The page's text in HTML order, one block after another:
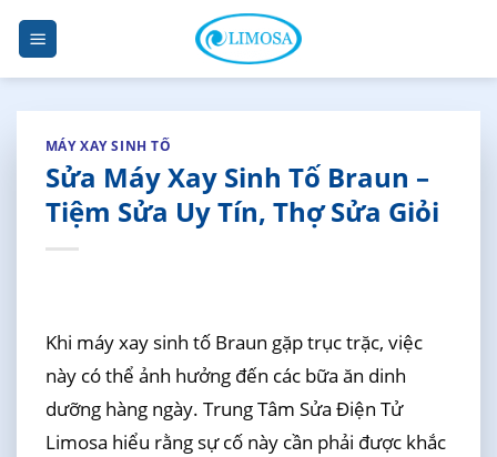
Skip
content
MÁY XAY SINH TỐ
Sửa Máy Xay Sinh Tố Braun –
Tiệm Sửa Uy Tín, Thợ Sửa Giỏi
Khi máy xay sinh tố Braun gặp trục trặc, việc
này có thể ảnh hưởng đến các bữa ăn dinh
dưỡng hàng ngày. Trung Tâm Sửa Điện Tử
Limosa hiểu rằng sự cố này cần phải được khắc